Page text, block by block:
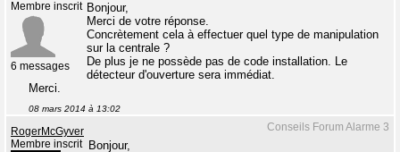
Membre inscrit
6 messages
Bonjour,
Merci de votre réponse.
Concrètement cela à effectuer quel type de manipulation
sur la centrale ?
De plus je ne possède pas de code installation. Le
détecteur d'ouverture sera immédiat.
Merci.
08 mars 2014 à 13:02
Conseils Forum Alarme 3
RogerMcGyver
Membre inscrit
Bonjour,